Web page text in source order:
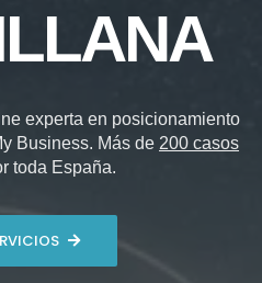
experta en posicionamiento
Business. Más de 200 casos
toda España.